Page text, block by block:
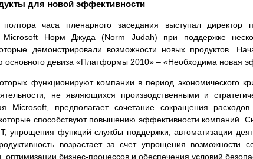
для новой эффективности
часа пленарного заседания выступал директор
Microsoft Норм Джуда (Norm Judah) при поддержке
демонстрировали возможности новых продуктов.
основного девиза «Платформы 2010» – «Необходима новая
функционируют компании в период экономического
не являющихся производственными и
Microsoft, предполагает сочетание сокращения
способствуют повышению эффективности компаний.
упрощения функций службы поддержки, автоматизации
возрастает за счет упрощения
бизнес-процессов и обеспечения условий